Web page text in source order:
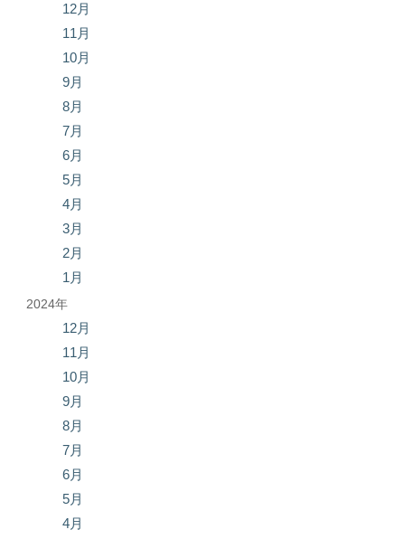
12月
11月
10月
9月
8月
7月
6月
5月
4月
3月
2月
1月
2024年
12月
11月
10月
9月
8月
7月
6月
5月
4月